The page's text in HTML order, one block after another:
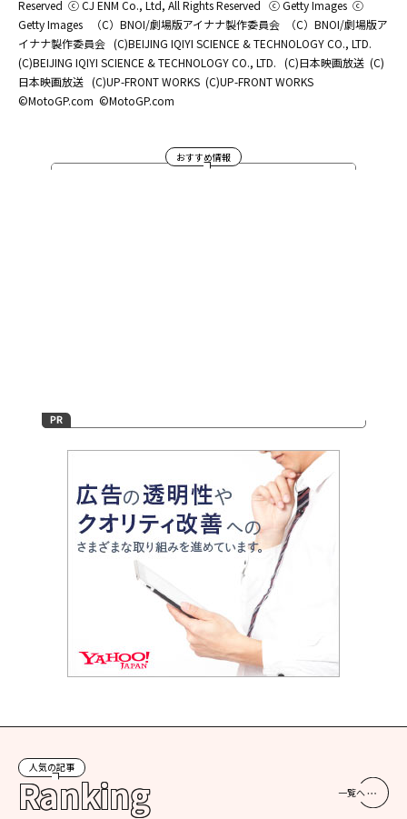
Reserved ⓒ CJ ENM Co., Ltd, All Rights Reserved ⓒ Getty Images ⓒ
Getty Images
（C）BNOI/劇場版アイナナ製作委員会
（C）BNOI/劇場版ア
イナナ製作委員会 (C)BEIJING IQIYI SCIENCE & TECHNOLOGY CO., LTD.
(C)BEIJING IQIYI SCIENCE & TECHNOLOGY CO., LTD. (C)日本映画放送 (C)
日本映画放送 (C)UP-FRONT WORKS (C)UP-FRONT WORKS
©MotoGP.com ©MotoGP.com
おすすめ情報
人気の記事
Ranking 一覧へ